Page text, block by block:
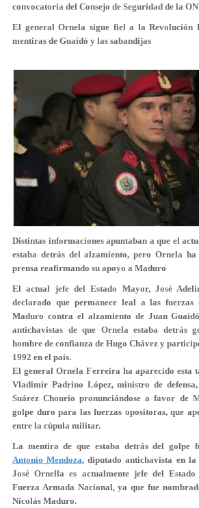
convocatoria del Consejo de Seguridad de la
El general Ornela sigue fiel a la Revolución
mentiras de Guaidó y las sabandijas
Distintas informaciones apuntaban a que el
estaba detrás del alzamiento, pero Ornela
prensa reafirmando su apoyo a Maduro
El actual jefe del Estado Mayor,José
declarado que permanece leal a las
Maduro contra el alzamiento de Juan
antichavistas de que Ornela estaba detrás
hombre de confianza de Hugo Chávez y
1992 en el país.
El general Ornela Ferreira ha aparecido esta
Vladimir Padrino López, ministro de
Suárez Chourio pronunciándose a favor de
golpe duro para las fuerzas opositoras, que
entre la cúpula militar.
La mentira de que estaba detrás del golpe
Antonio Mendoza, diputado antichavista en la
José Ornella es actualmente jefe del
Fuerza Armada Nacional, ya que fue
Nicolás Maduro.